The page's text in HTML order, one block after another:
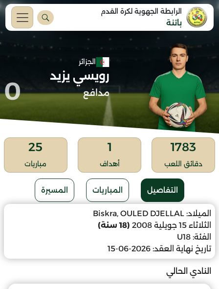
الرابطة الجهوية لكرة القدم
باتنة
الجزائر
رويسي يزيد
مدافع 0
1783
دقائق اللعب
1
أهداف
25
مباريات
التفاصيل المباريات المسيرة
الميلاد: Biskra, OULED DJELLAL
الثلاثاء 15 جويلية 2008
(18 سنة)
الفئة: U18
تاريخ نهاية العقد: 2026-06-15
النادي الحالي